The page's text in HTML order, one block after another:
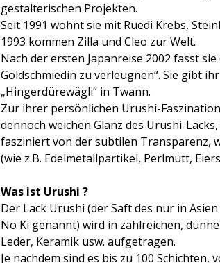
gestalterischen Projekten.
Seit 1991 wohnt sie mit Ruedi Krebs,
1993 kommen Zilla und Cleo zur Welt.
Nach der ersten Japanreise 2002 fasst
Goldschmiedin zu verleugnen“. Sie gibt
„Hingerdürewägli“ in Twann.
Zur ihrer persönlichen Urushi-
dennoch weichen Glanz des Urushi-
fasziniert von der subtilen Transparenz,
(wie z.B. Edelmetallpartikel, Perlmutt,
Was ist Urushi ?
Der Lack Urushi (der Saft des nur in
No Ki genannt) wird in zahlreichen,
Leder, Keramik usw. aufgetragen.
Je nachdem sind es bis zu 100